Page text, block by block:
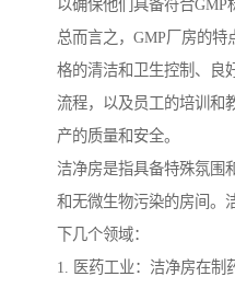
以确保他们具备符合GMP
总而言之，GMP厂房的
格的清洁和卫生控制、良
流程，以及员工的培训和
产的质量和安全。
洁净房是指具备特殊氛围
和无微生物污染的房间。
下几个领域：
1. 医药工业：洁净房在制